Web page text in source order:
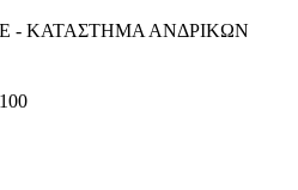
- ΚΑΤΑΣΤΗΜΑ ΑΝΔΡΙΚΩΝ